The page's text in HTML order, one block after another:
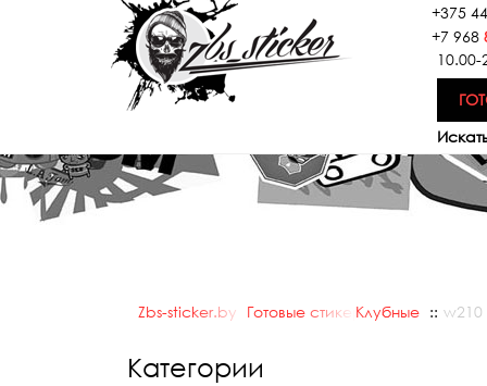
+375 44
+7 968
Zbs-sticker.by ::
Готовые стикеры ::
Клубные :: w210
Категории